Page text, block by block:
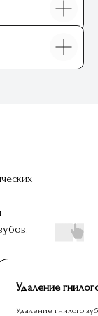
Удаление
Удаление гнилого